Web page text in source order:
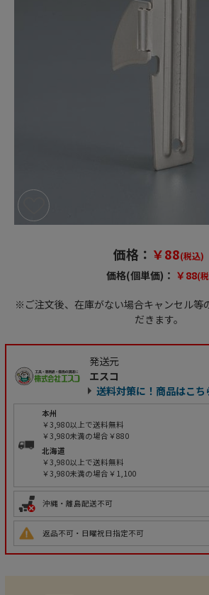
価格： ￥88(税込)
価格(個単価)： ￥88(
※ご注文後、在庫がない場合キャンセル等
だきます。
発送元
エスコ
送料対策に！商品はこち
本州
￥3,980以上で送料無料
￥3,980未満の場合￥880
北海道
￥3,980以上で送料無料
￥3,980未満の場合￥1,100
沖縄・離島配送不可
返品不可・日曜祝日指定不可